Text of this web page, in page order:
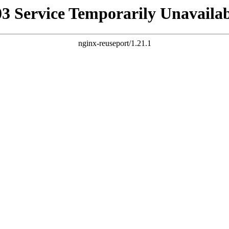
Service Temporarily
nginx-reuseport/1.21.1